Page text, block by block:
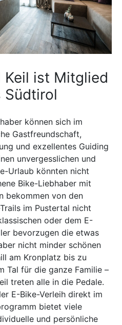
Keil ist Mitglied
Südtirol
können sich im
Gastfreundschaft,
und exzellentes Guiding
unvergesslichen und
Urlaub könnten nicht
Bike-Liebhaber mit
bekommen von den
im Pustertal nicht
oder dem E-
bevorzugen die etwas
nicht minder schönen
am Kronplatz bis zu
Tal für die ganze Familie –
treten alle in die Pedale.
E-Bike-Verleih direkt im
bietet viele
und persönliche